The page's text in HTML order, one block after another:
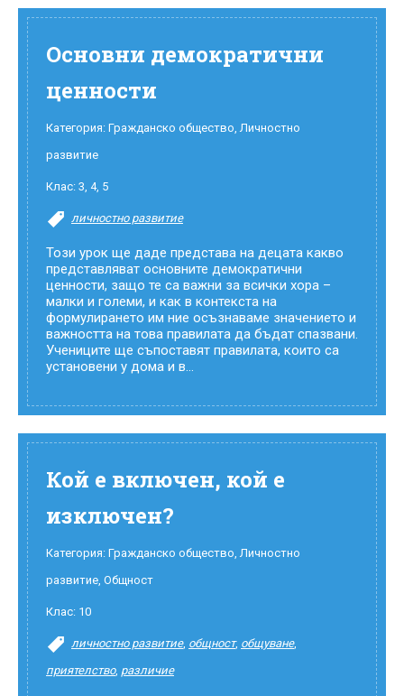
Основни демократични
ценности
Категория: Гражданско общество,Личностно
развитие
Клас: 3, 4, 5
личностно развитие
Този урок ще даде представа на децата какво
представляват основните демократични
ценности, защо те са важни за всички хора –
малки и големи, и как в контекста на
формулирането им ние осъзнаваме значението и
важността на това правилата да бъдат спазвани.
Учениците ще съпоставят правилата, които са
установени у дома и в...
Кой е включен, кой е
изключен?
Категория: Гражданско общество,Личностно
развитие, Общност
Клас: 10
личностно развитие, общност, общуване,
приятелство, различие